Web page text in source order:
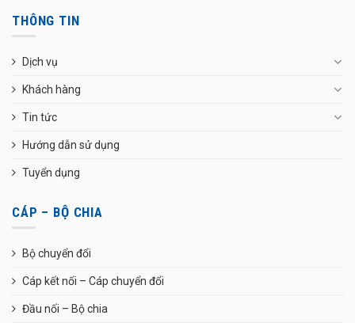
THÔNG TIN
Dịch vụ
Khách hàng
Tin tức
Hướng dẫn sử dụng
Tuyển dụng
CÁP – BỘ CHIA
Bộ chuyển đổi
Cáp kết nối – Cáp chuyển đổi
Đầu nối – Bộ chia